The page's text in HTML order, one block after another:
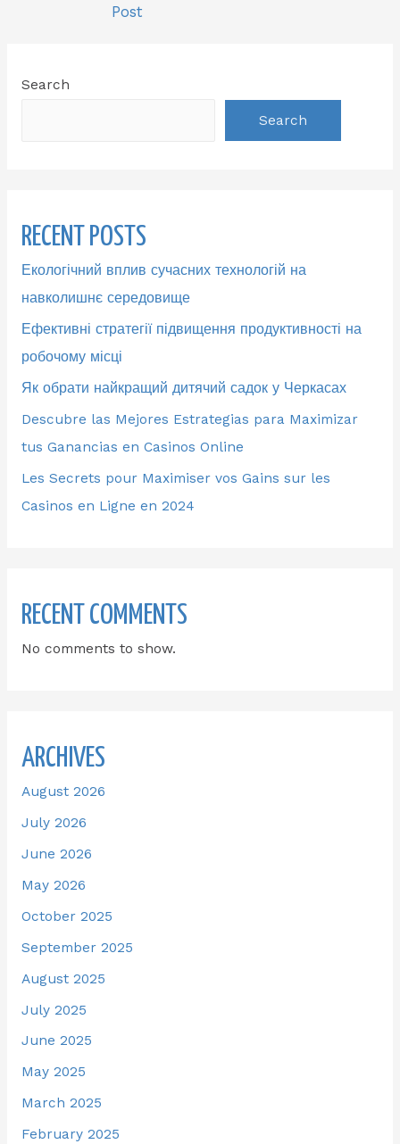
Post
Search
Search
RECENT POSTS
Екологічний вплив сучасних технологій на
навколишнє середовище
Ефективні стратегії підвищення продуктивності на
робочому місці
Як обрати найкращий дитячий садок у Черкасах
Descubre las Mejores Estrategias para Maximizar
tus Ganancias en Casinos Online
Les Secrets pour Maximiser vos Gains sur les
Casinos en Ligne en 2024
RECENT COMMENTS
No comments to show.
ARCHIVES
August 2026
July 2026
June 2026
May 2026
October 2025
September 2025
August 2025
July 2025
June 2025
May 2025
March 2025
February 2025